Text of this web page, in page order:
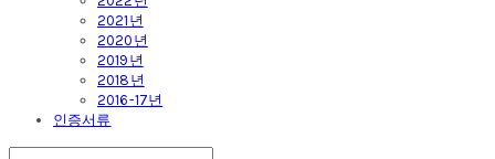
2021년
2020년
2019년
2018년
2016-17년
인증서류